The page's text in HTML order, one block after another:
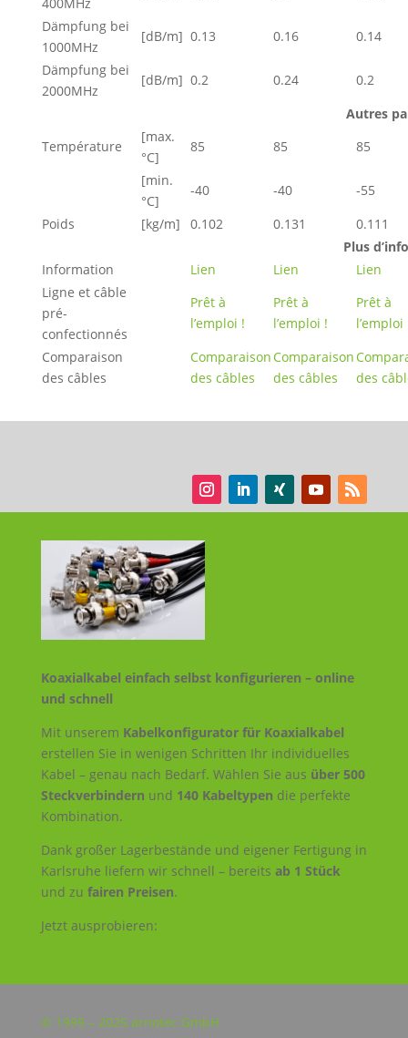
Dämpfung bei
1000MHz
[dB/m] 0.13 0.16
0.14
Dämpfung bei
2000MHz
[dB/m] 0.2 0.24
0.2
Autres
Température
[max.
°C]
85 85
85
[min.
°C]
-40 -40
-55
Poids
[kg/m] 0.102 0.131
0.111
Plus
Information
Lien Lien
Lien
Ligne et câble
pré-
confectionnés
Prêt à
l’emploi !
Prêt à
l’emploi !
Prêt à
l’emploi
Comparaison
des câbles
Comparaison
des câbles
Comparaison
des câbles
des
Koaxialkabel einfach selbst konfigurieren – online
und schnell
Mit unserem Kabelkonfigurator für Koaxialkabel
erstellen Sie in wenigen Schritten Ihr individuelles
Kabel – genau nach Bedarf. Wählen Sie aus über 500
Steckverbindern und 140 Kabeltypen die perfekte
Kombination.
Dank großer Lagerbestände und eigener Fertigung in
Karlsruhe liefern wir schnell – bereits ab 1 Stück
und zu fairen Preisen.
Jetzt ausprobieren:
© 1999 – 2025 arnotec GmbH